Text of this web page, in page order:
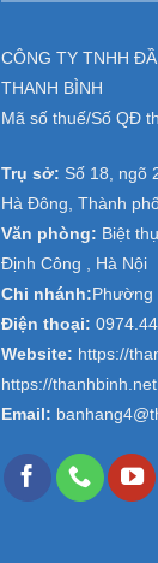
CÔNG TY TNHH
THANH BÌNH
Mã số thuế/Số QĐ
Trụ sở: Số 18, ngõ
Hà Đông, Thành
Văn phòng: Biệt
Định Công , Hà Nội
Chi nhánh: Phường
Điện thoại:
Website: https://
https://
Email: